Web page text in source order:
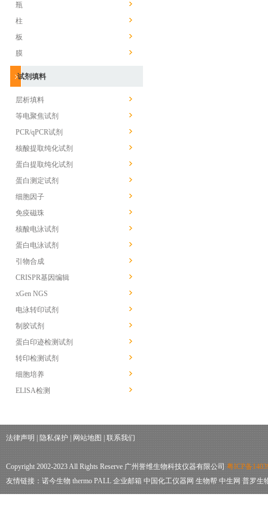
瓶
柱
板
膜
试剂填料
层析填料
等电聚焦试剂
PCR/qPCR试剂
核酸提取纯化试剂
蛋白提取纯化试剂
蛋白测定试剂
细胞因子
免疫磁珠
核酸电泳试剂
蛋白电泳试剂
引物合成
CRISPR基因编辑
xGen NGS
电泳转印试剂
制胶试剂
蛋白印迹检测试剂
转印检测试剂
细胞培养
ELISA检测
法律声明 隐私保护 网站地图 联系我们
Copyright 2002-2023 All Rights Reserve 广州誉维生物科技仪器有限公司 粤ICP备
友情链接： 诺今生物 thermo PALL 企业邮箱 中国化工仪器网 生物帮 中生网 普罗生